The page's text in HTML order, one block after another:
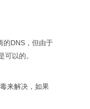
的DNS，但由于
以的。
来解决，如果